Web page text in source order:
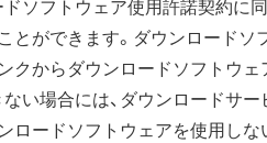
インターネットに接続できな
ァームウェアダウンロードに
お客様負担となります。
とができます。ダウンロード
クからダウンロードソフトウ
い場合には、ダウンロードサ
ロードソフトウェアを使用しな